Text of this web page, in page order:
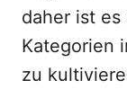
daher ist es
Kategorien
zu